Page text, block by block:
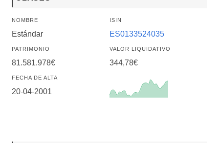
NOMBRE
Estándar
ISIN
ES0133524035
PATRIMONIO
81.581.978€
VALOR LIQUIDATIVO
344,78€
FECHA DE ALTA
20-04-2001